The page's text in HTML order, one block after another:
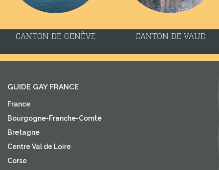
CANTON DE GENÈVE CANTON DE VAUD
GUIDE GAY FRANCE
France
Bourgogne-Franche-Comté
Bretagne
Centre Val de Loire
Corse